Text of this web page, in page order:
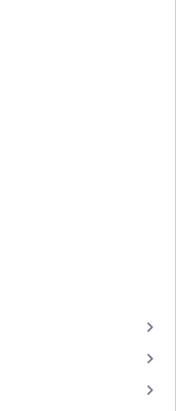
keyboard_arrow_right
keyboard_arrow_right
keyboard_arrow_right